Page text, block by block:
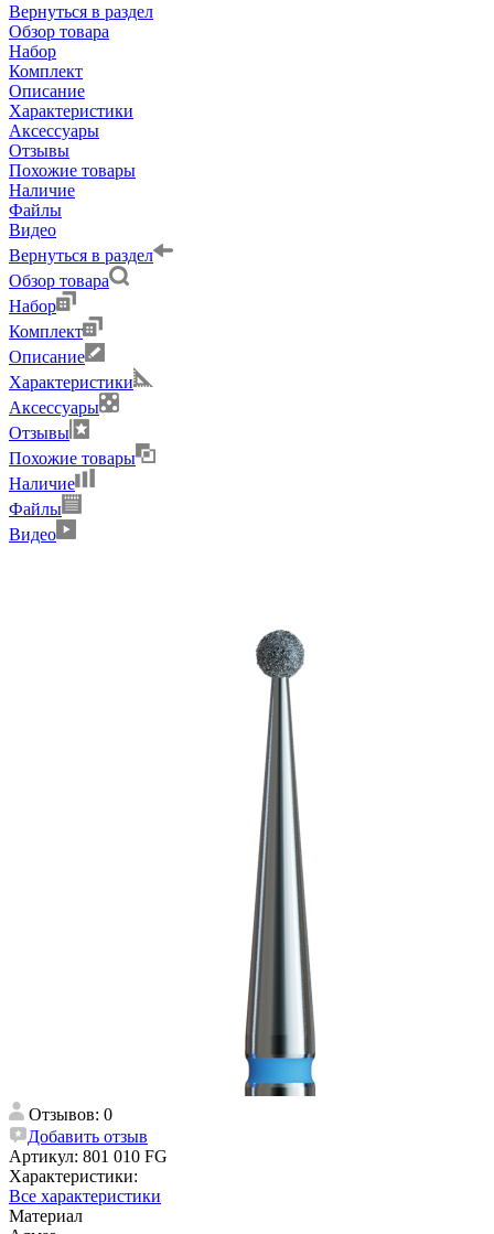
Вернуться в раздел
Обзор товара
Набор
Комплект
Описание
Характеристики
Аксессуары
Отзывы
Похожие товары
Наличие
Файлы
Видео
Вернуться в раздел
Обзор товара
Набор
Комплект
Описание
Характеристики
Аксессуары
Отзывы
Похожие товары
Наличие
Файлы
Видео
Отзывов: 0
Добавить отзыв
Артикул: 801 010 FG
Характеристики:
Все характеристики
Материал